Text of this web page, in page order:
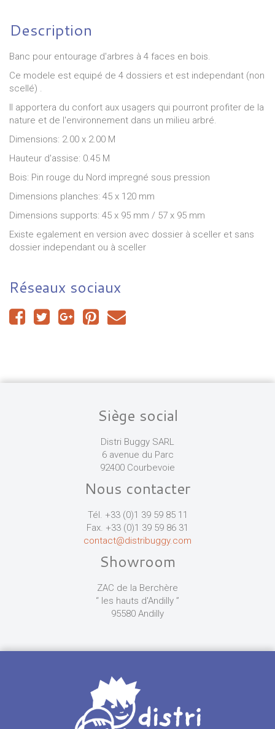
Description
Banc pour entourage d'arbres à 4 faces en bois.
Ce modele est equipé de 4 dossiers et est independant (non
scellé) .
Il apportera du confort aux usagers qui pourront profiter de la
nature et de l'environnement dans un milieu arbré.
Dimensions: 2.00 x 2.00 M
Hauteur d'assise: 0.45 M
Bois: Pin rouge du Nord impregné sous pression
Dimensions planches: 45 x 120 mm
Dimensions supports: 45 x 95 mm / 57 x 95 mm
Existe egalement en version avec dossier à sceller et sans
dossier independant ou à sceller
Réseaux sociaux
Siège social
Distri Buggy SARL
6 avenue du Parc
92400 Courbevoie
Nous contacter
Tél. +33 (0)1 39 59 85 11
Fax. +33 (0)1 39 59 86 31
contact@distribuggy.com
Showroom
ZAC de la Berchère
“ les hauts d'Andilly ”
95580 Andilly